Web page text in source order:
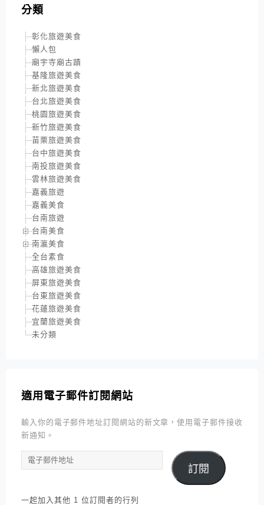
分類
彰化旅遊美食
懶人包
廟宇寺廟古蹟
基隆旅遊美食
新北旅遊美食
台北旅遊美食
桃園旅遊美食
新竹旅遊美食
苗栗旅遊美食
台中旅遊美食
南投旅遊美食
雲林旅遊美食
嘉義旅遊
嘉義美食
台南旅遊
台南美食
南瀛美食
全台素食
高雄旅遊美食
屏東旅遊美食
台東旅遊美食
花蓮旅遊美食
宜蘭旅遊美食
未分類
適用電子郵件訂閱網站
輸入你的電子郵件地址訂閱網站的新文章，使用電子郵件接收
新通知。
電
子
件
訂閱
一起加入其他 1 位訂閱者的行列